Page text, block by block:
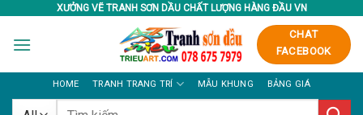
content
XƯỞNG VẼ TRANH SƠN DẦU CHẤT LƯỢNG HÀNG ĐẦU VN
CHAT
FACEBOOK
HOME TRANH TRANG TRÍ MẪU KHUNG BẢNG GIÁ
Tìm